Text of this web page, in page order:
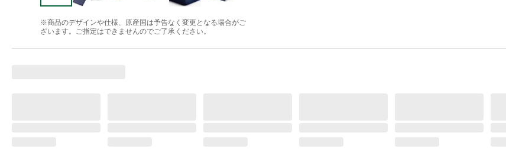
※商品のデザインや仕様、原産国は予告なく変更となる場合がご
ざいます。ご指定はできませんのでご了承ください。